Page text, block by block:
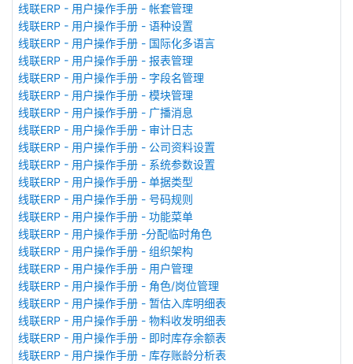
线联ERP - 用户操作手册 - 帐套管理
线联ERP - 用户操作手册 - 语种设置
线联ERP - 用户操作手册 - 国际化多语言
线联ERP - 用户操作手册 - 报表管理
线联ERP - 用户操作手册 - 字段名管理
线联ERP - 用户操作手册 - 模块管理
线联ERP - 用户操作手册 - 广播消息
线联ERP - 用户操作手册 - 审计日志
线联ERP - 用户操作手册 - 公司资料设置
线联ERP - 用户操作手册 - 系统参数设置
线联ERP - 用户操作手册 - 单据类型
线联ERP - 用户操作手册 - 号码规则
线联ERP - 用户操作手册 - 功能菜单
线联ERP - 用户操作手册 -分配临时角色
线联ERP - 用户操作手册 - 组织架构
线联ERP - 用户操作手册 - 用户管理
线联ERP - 用户操作手册 - 角色/岗位管理
线联ERP - 用户操作手册 - 暂估入库明细表
线联ERP - 用户操作手册 - 物料收发明细表
线联ERP - 用户操作手册 - 即时库存余额表
线联ERP - 用户操作手册 - 库存账龄分析表